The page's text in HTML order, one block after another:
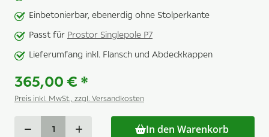
Einbetonierbar, ebenerdig ohne Stolperkante
Passt für Prostor Singlepole P7
Lieferumfang inkl. Flansch und Abdeckkappen
365,00 € *
Preis inkl. MwSt., zzgl. Versandkosten
In den Warenkorb